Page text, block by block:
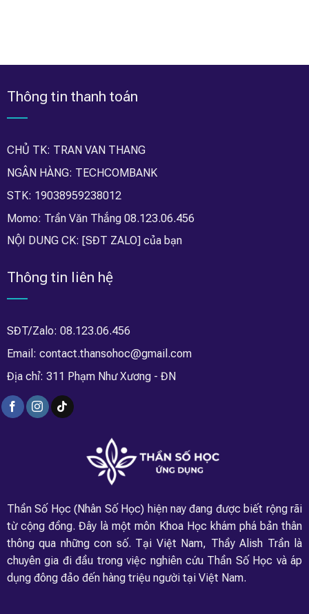
Thần Số Học (Nhân Số Học) hiện nay đang được biết rộng rãi
từ cộng đồng. Đây là một môn Khoa Học khám phá bản thân
thông qua những con số. Tại Việt Nam, Thầy Alish Trần là
chuyên gia đi đầu trong việc nghiên cứu Thần Số Học và áp
dụng đông đảo đến hàng triệu người tại Việt Nam.
Thông tin thanh toán
CHỦ TK: TRAN VAN THANG
NGÂN HÀNG: TECHCOMBANK
STK: 19038959238012
Momo: Trần Văn Thắng 08.123.06.456
NỘI DUNG CK: [SĐT ZALO] của bạn
Thông tin liên hệ
SĐT/Zalo: 08.123.06.456
Email: contact.thansohoc@gmail.com
Địa chỉ: 311 Phạm Như Xương - ĐN